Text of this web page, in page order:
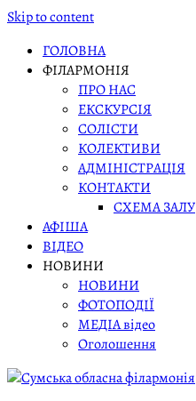
Skip to content
ГОЛОВНА
ФІЛАРМОНІЯ
ПРО НАС
ЕКСКУРСІЯ
СОЛІСТИ
КОЛЕКТИВИ
АДМІНІСТРАЦІЯ
КОНТАКТИ
СХЕМА ЗАЛУ
АФІША
ВІДЕО
НОВИНИ
НОВИНИ
ФОТОПОДІЇ
МЕДІА відео
Оголошення